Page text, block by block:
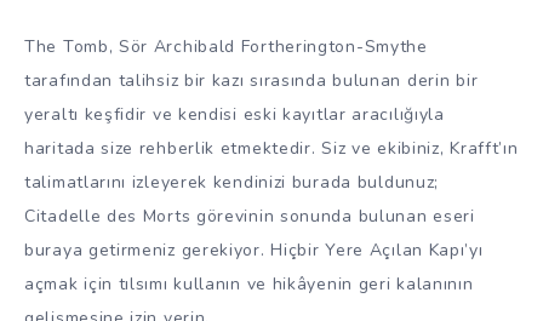
The Tomb, Sör Archibald Fortherington-Smythe
tarafından talihsiz bir kazı sırasında bulunan derin bir
yeraltı keşfidir ve kendisi eski kayıtlar aracılığıyla
haritada size rehberlik etmektedir. Siz ve ekibiniz, Krafft’ın
talimatlarını izleyerek kendinizi burada buldunuz;
Citadelle des Morts görevinin sonunda bulunan eseri
buraya getirmeniz gerekiyor. Hiçbir Yere Açılan Kapı’yı
açmak için tılsımı kullanın ve hikâyenin geri kalanının